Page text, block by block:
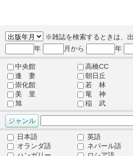
※雑誌を検索するときは、
年
月から 年
中央館 高橋CC
逢 妻
朝日丘
崇化館
若 林
美 里
竜 神
旭
稲 武
日本語 英語
オランダ語
ネパール語